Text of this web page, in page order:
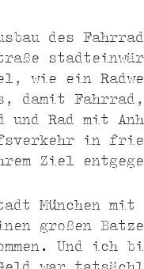
des
wie ein
damit
und Rad mit
in
Ziel
München mit
großen
Und ich